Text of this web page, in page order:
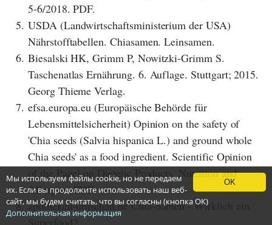
5-6/2018. PDF.
5. USDA (Landwirtschaftsministerium der USA)
Nährstofftabellen. Chiasamen. Leinsamen.
6. Biesalski HK, Grimm P, Nowitzki-Grimm S.
Taschenatlas Ernährung. 6. Auflage. Stuttgart; 2015.
Georg Thieme Verlag.
7. efsa.europa.eu (Europäische Behörde für
Lebensmittelsicherheit) Opinion on the safety of
'Chia seeds (Salvia hispanica L.) and ground whole
Chia seeds' as a food ingredient. Scientific Opinion
of the Panel on Dietetic Products, Nutrition and
Allergies. PDF.
8. apotheken-umschau.de Chia-Samen - Wirklich ein
OK
Мы используем файлы cookie, но не передаем
их. Если вы продолжите использовать наш веб-
сайт, мы будем считать, что вы согласны (кнопка ОК)
Дополнительная информация